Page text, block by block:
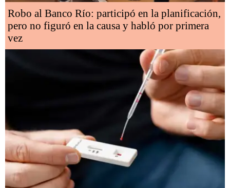
Robo al Banco Río: participó en la planificación,
pero no figuró en la causa y habló por primera
vez